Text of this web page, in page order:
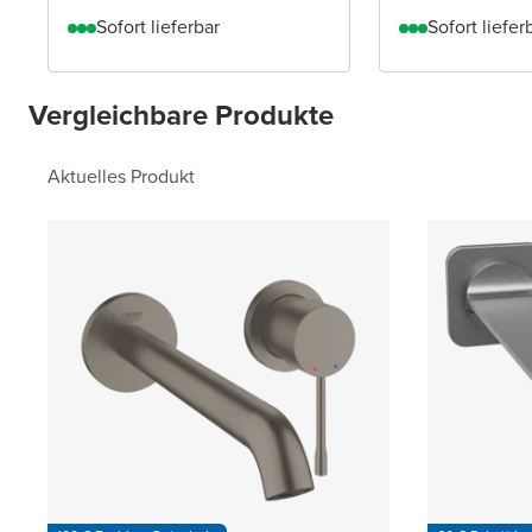
Sofort lieferbar Sofort
Vergleichbare Produkte
Aktuelles Produkt